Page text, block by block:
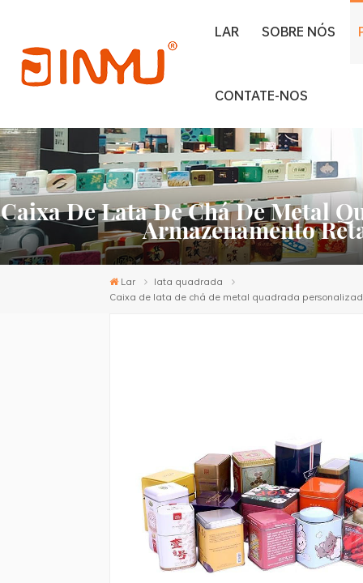
LAR SOBRE NÓS
CONTATE-NOS
Caixa De Lata De Chá De Metal
Armazenamento
Lar
lata quadrada
Caixa de lata de chá de metal quadrada